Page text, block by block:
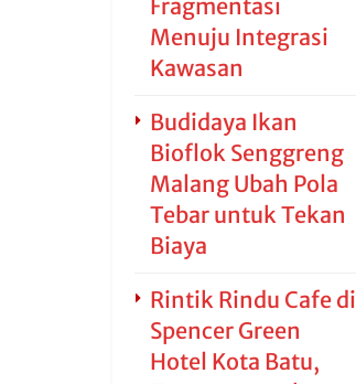
Fragmentasi
Menuju Integrasi
Kawasan
Budidaya Ikan
Bioflok Senggreng
Malang Ubah Pola
Tebar untuk Tekan
Biaya
Rintik Rindu Cafe di
Spencer Green
Hotel Kota Batu,